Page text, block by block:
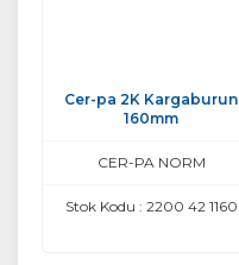
Cer-pa 2K Kargaburun
160mm
CER-PA NORM
Stok Kodu : 2200 42 1160